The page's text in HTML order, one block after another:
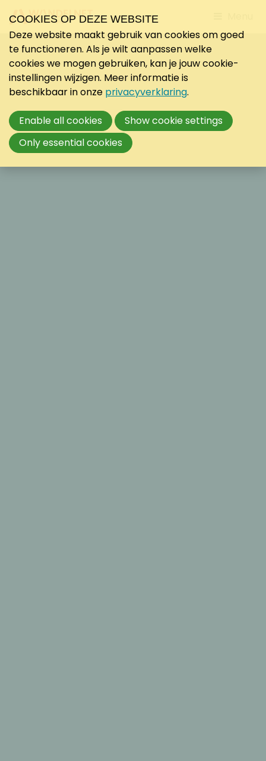
to
COOKIES OP DEZE WEBSITE
Deze website maakt gebruik van cookies om goed
te functioneren. Als je wilt aanpassen welke
cookies we mogen gebruiken, kan je jouw cookie-
instellingen wijzigen. Meer informatie is
beschikbaar in onze privacyverklaring.
Enable all cookies
Show cookie settings
Only essential cookies